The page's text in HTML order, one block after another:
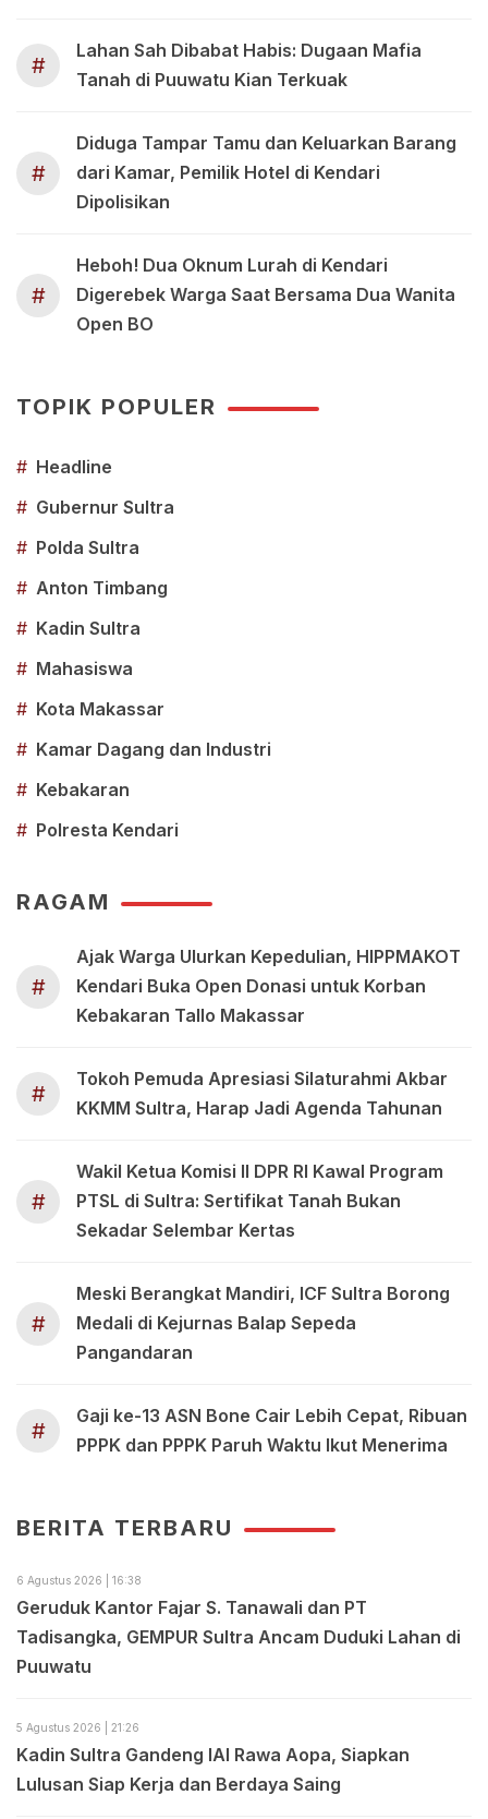
#
Lahan Sah Dibabat Habis: Dugaan Mafia
Tanah di Puuwatu Kian Terkuak
#
Diduga Tampar Tamu dan Keluarkan Barang
dari Kamar, Pemilik Hotel di Kendari
Dipolisikan
#
Heboh! Dua Oknum Lurah di Kendari
Digerebek Warga Saat Bersama Dua Wanita
Open BO
TOPIK POPULER
# Headline
# Gubernur Sultra
# Polda Sultra
# Anton Timbang
# Kadin Sultra
# Mahasiswa
# Kota Makassar
# Kamar Dagang dan Industri
# Kebakaran
# Polresta Kendari
RAGAM
#
Ajak Warga Ulurkan Kepedulian, HIPPMAKOT
Kendari Buka Open Donasi untuk Korban
Kebakaran Tallo Makassar
#
Tokoh Pemuda Apresiasi Silaturahmi Akbar
KKMM Sultra, Harap Jadi Agenda Tahunan
#
Wakil Ketua Komisi II DPR RI Kawal Program
PTSL di Sultra: Sertifikat Tanah Bukan
Sekadar Selembar Kertas
#
Meski Berangkat Mandiri, ICF Sultra Borong
Medali di Kejurnas Balap Sepeda
Pangandaran
#
Gaji ke-13 ASN Bone Cair Lebih Cepat, Ribuan
PPPK dan PPPK Paruh Waktu Ikut Menerima
BERITA TERBARU
6 Agustus 2026 | 16:38
Geruduk Kantor Fajar S. Tanawali dan PT
Tadisangka, GEMPUR Sultra Ancam Duduki Lahan di
Puuwatu
5 Agustus 2026 | 21:26
Kadin Sultra Gandeng IAI Rawa Aopa, Siapkan
Lulusan Siap Kerja dan Berdaya Saing